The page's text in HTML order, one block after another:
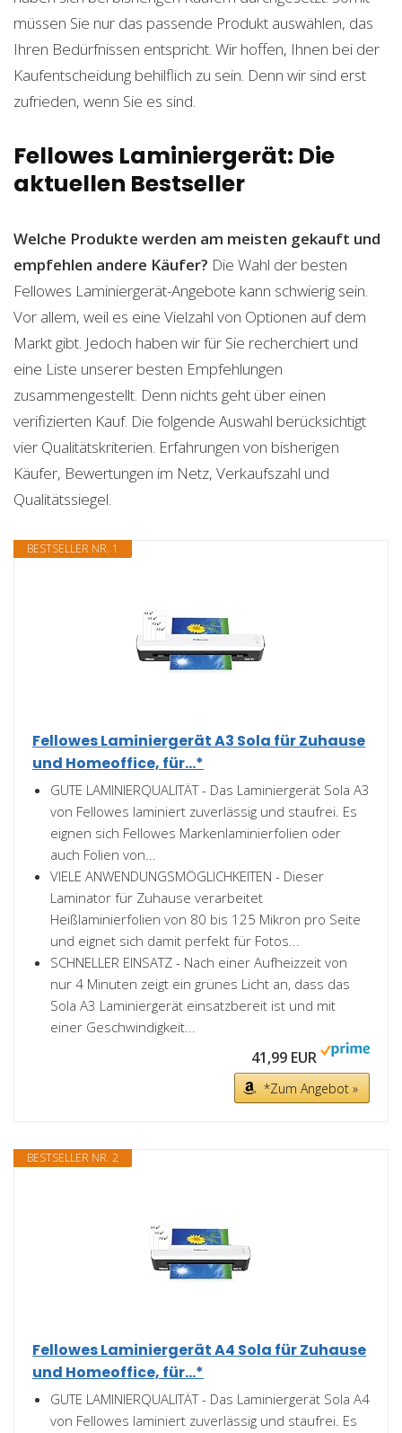
müssen Sie nur das passende Produkt auswählen, das
Ihren Bedürfnissen entspricht. Wir hoffen, Ihnen bei der
Kaufentscheidung behilflich zu sein. Denn wir sind erst
zufrieden, wenn Sie es sind.
Fellowes Laminiergerät: Die
aktuellen Bestseller
Welche Produkte werden am meisten gekauft und
empfehlen andere Käufer? Die Wahl der besten
Fellowes Laminiergerät-Angebote kann schwierig sein.
Vor allem, weil es eine Vielzahl von Optionen auf dem
Markt gibt. Jedoch haben wir für Sie recherchiert und
eine Liste unserer besten Empfehlungen
zusammengestellt. Denn nichts geht über einen
verifizierten Kauf. Die folgende Auswahl berücksichtigt
vier Qualitätskriterien. Erfahrungen von bisherigen
Käufer, Bewertungen im Netz, Verkaufszahl und
Qualitätssiegel.
BESTSELLER NR. 1
Fellowes Laminiergerät A3 Sola für Zuhause
und Homeoffice, für...*
GUTE LAMINIERQUALITÄT - Das Laminiergerät Sola A3
von Fellowes laminiert zuverlässig und staufrei. Es
eignen sich Fellowes Markenlaminierfolien oder
auch Folien von...
VIELE ANWENDUNGSMÖGLICHKEITEN - Dieser
Laminator für Zuhause verarbeitet
Heißlaminierfolien von 80 bis 125 Mikron pro Seite
und eignet sich damit perfekt für Fotos...
SCHNELLER EINSATZ - Nach einer Aufheizzeit von
nur 4 Minuten zeigt ein grünes Licht an, dass das
Sola A3 Laminiergerät einsatzbereit ist und mit
einer Geschwindigkeit...
41,99 EUR
*Zum Angebot »
BESTSELLER NR. 2
Fellowes Laminiergerät A4 Sola für Zuhause
und Homeoffice, für...*
GUTE LAMINIERQUALITÄT - Das Laminiergerät Sola A4
von Fellowes laminiert zuverlässig und staufrei. Es